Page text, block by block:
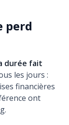
perd
durée fait
les jours :
financières
ont